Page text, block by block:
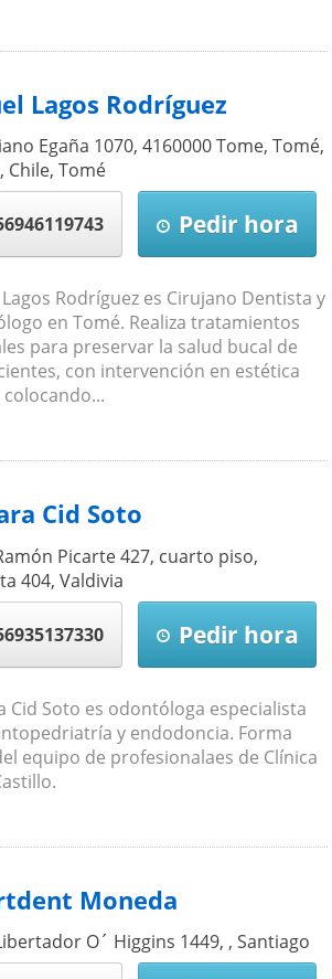
Lagos Rodríguez
Egaña 1070, 4160000 Tome, Tomé,
Chile,Tomé
Pedir hora
Rodríguez es Cirujano Dentista y
en Tomé. Realiza tratamientos
para preservar la salud bucal de
con intervención en estética
Cid Soto
Picarte 427, cuarto piso,
404,Valdivia
Pedir hora
Cid Soto es odontóloga especialista
y endodoncia. Forma
equipo de profesionalaes de Clínica
Moneda
O´ Higgins 1449, ,Santiago